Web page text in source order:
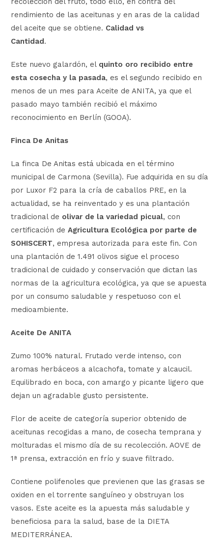
rendimiento de las aceitunas y en aras de la calidad
del aceite que se obtiene. Calidad vs
Cantidad .
Este nuevo galardón, el quinto oro recibido entre
esta cosecha y la pasada, es el segundo recibido en
menos de un mes para Aceite de ANITA, ya que el
pasado mayo también recibió el máximo
reconocimiento en Berlín (GOOA).
Finca De Anitas
La finca De Anitas está ubicada en el término
municipal de Carmona (Sevilla). Fue adquirida en su día
por Luxor F2 para la cría de caballos PRE, en la
actualidad, se ha reinventado y es una plantación
tradicional de olivar de la variedad picual, con
certificación deAgricultura Ecológica por parte de
SOHISCERT, empresa autorizada para este fin. Con
una plantación de 1.491 olivos sigue el proceso
tradicional de cuidado y conservación que dictan las
normas de la agricultura ecológica, ya que se apuesta
por un consumo saludable y respetuoso con el
medioambiente.
Aceite De ANITA
Zumo 100% natural. Frutado verde intenso, con
aromas herbáceos a alcachofa, tomate y alcaucil.
Equilibrado en boca, con amargo y picante ligero que
dejan un agradable gusto persistente.
Flor de aceite de categoría superior obtenido de
aceitunas recogidas a mano, de cosecha temprana y
molturadas el mismo día de su recolección. AOVE de
1ª prensa, extracción en frío y suave filtrado.
Contiene polifenoles que previenen que las grasas se
oxiden en el torrente sanguíneo y obstruyan los
vasos. Este aceite es la apuesta más saludable y
beneficiosa para la salud, base de la DIETA
MEDITERRÁNEA.